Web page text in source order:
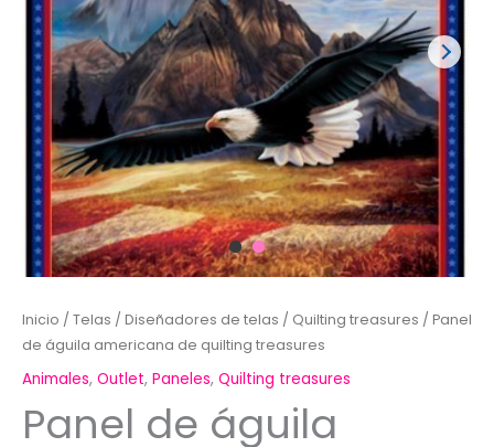
Inicio / Telas / Diseñadores de telas / Quilting treasures / Panel
de águila americana de quilting treasures
Animales, Outlet, Paneles, Quilting treasures
Panel de águila